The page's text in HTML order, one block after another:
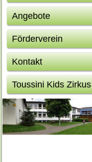
Angebote
Förderverein
Kontakt
Toussini Kids Zirkus